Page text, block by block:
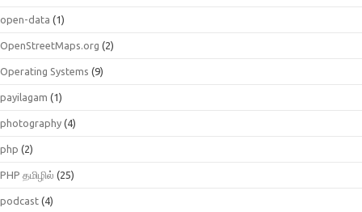
open-data (1)
OpenStreetMaps.org (2)
Operating Systems (9)
payilagam (1)
photography (4)
php (2)
PHP தமிழில் (25)
podcast (4)